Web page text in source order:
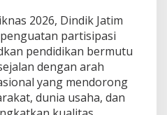
2026, Dindik Jatim
partisipasi
pendidikan bermutu
dengan arah
yang mendorong
dunia usaha, dan